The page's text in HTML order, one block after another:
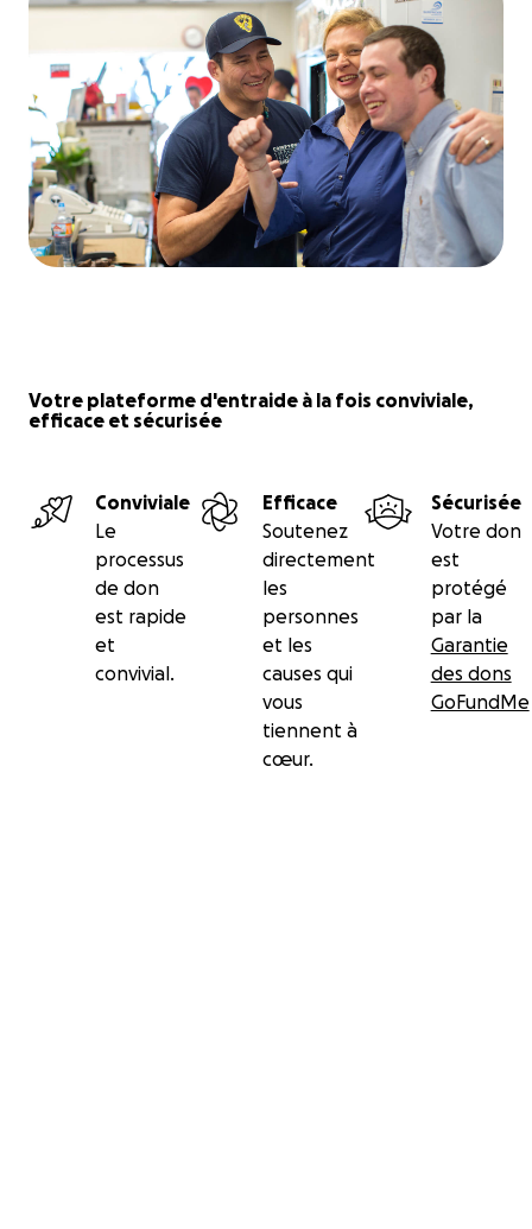
Votre plateforme d'entraide à la fois conviviale,
efficace et sécurisée
Conviviale
Le
processus
de don
est rapide
et
convivial.
Efficace
Soutenez
directement
les
personnes
et les
causes qui
vous
tiennent à
cœur.
Sécurisée
Votre don
est
protégé
par la
Garantie
des dons
GoFundMe